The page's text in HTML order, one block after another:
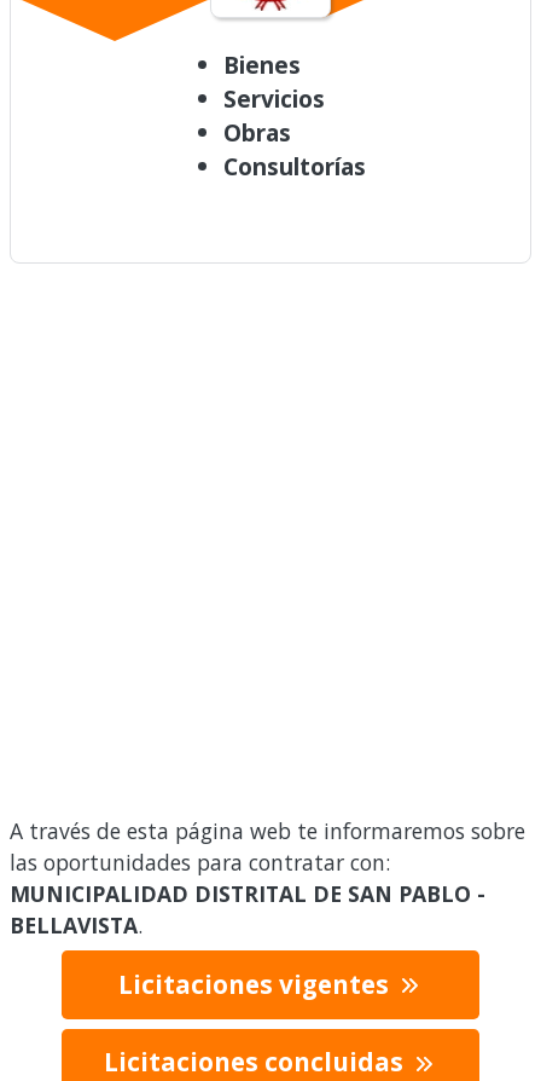
Bienes
Servicios
Obras
Consultorías
A través de esta página web te informaremos sobre
las oportunidades para contratar con:
MUNICIPALIDAD DISTRITAL DE SAN PABLO -
BELLAVISTA.
Licitaciones vigentes
Licitaciones concluidas